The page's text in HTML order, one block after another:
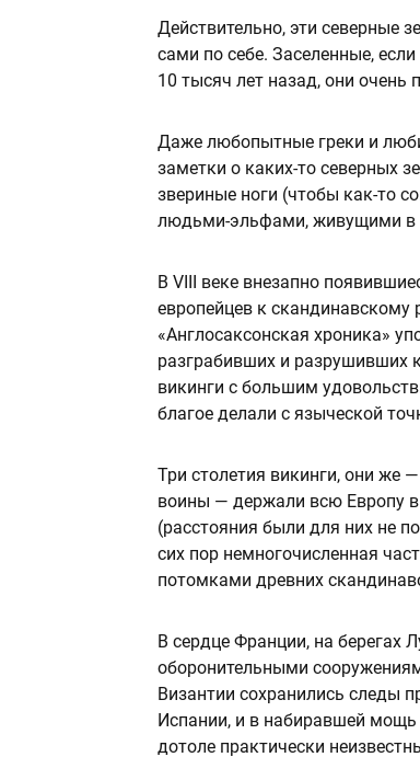
Действительно, эти северные
сами по себе. Заселенные,
10 тысяч лет назад, они очень
Даже любопытные греки и
заметки о каких-то северных
звериные ноги (чтобы как-то
людьми-эльфами, живущими в
В VIII веке внезапно
европейцев к скандинавскому
«Англосаксонская хроника»
разграбивших и разрушивших
викинги с большим
благое делали с языческой
Три столетия викинги, они же
воины — держали всю Европу
(расстояния были для них не
сих пор немногочисленная
потомками древних
В сердце Франции, на берегах
оборонительными
Византии сохранились следы
Испании, и в набиравшей мощь
дотоле практически